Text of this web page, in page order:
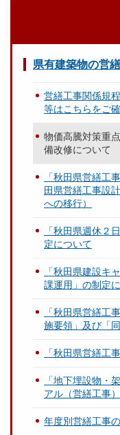
県有建築物の営繕
営繕工事関係規
等はこちらをご
物価高騰対策重
備改修について
「秋田県営繕工
田県営繕工事設
への移行）
「秋田県週休２
定について
「秋田県建設キ
課運用」の制定
「秋田県営繕工
施要領」及び「
「秋田県営繕工
「地下埋設物・
アル（営繕工事
年度別営繕工事